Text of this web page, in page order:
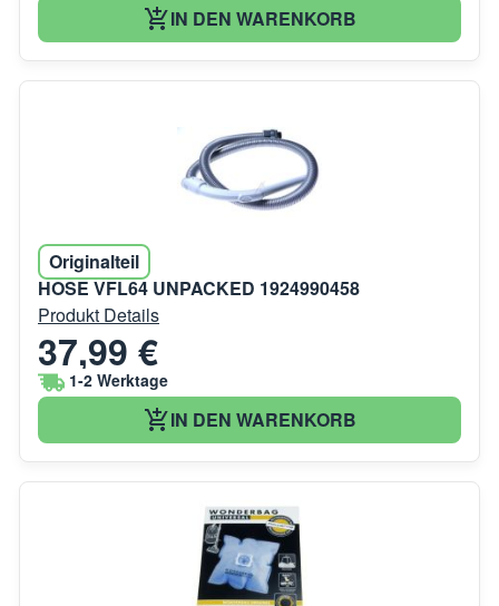
IN DEN WARENKORB
Originalteil
HOSE VFL64 UNPACKED 1924990458
Produkt Details
37,99 €
1-2 Werktage
IN DEN WARENKORB